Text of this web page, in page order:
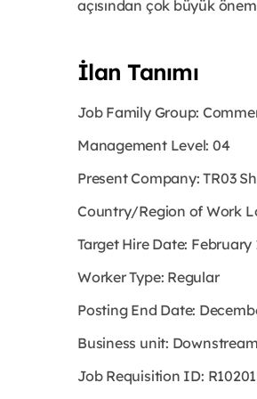
açısından çok büyük
İlan Tanımı
Job Family Group:
Management Level: 04
Present Company:TR03
Country/Region of Work
Target Hire Date: February
Worker Type: Regular
Posting End Date:
Business unit: Downstream
Job Requisition ID: